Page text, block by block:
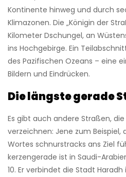
Kontinente hinweg und durch
Klimazonen. Die „Königin der
Kilometer Dschungel, an
ins Hochgebirge. Ein
des Pazifischen Ozeans – eine
Bildern und Eindrücken.
Die längste gerade
Es gibt auch andere Straßen,
verzeichnen: Jene zum Beispiel,
Wortes schnurstracks ans Ziel
kerzengerade ist in Saudi-
10. Er verbindet die Stadt